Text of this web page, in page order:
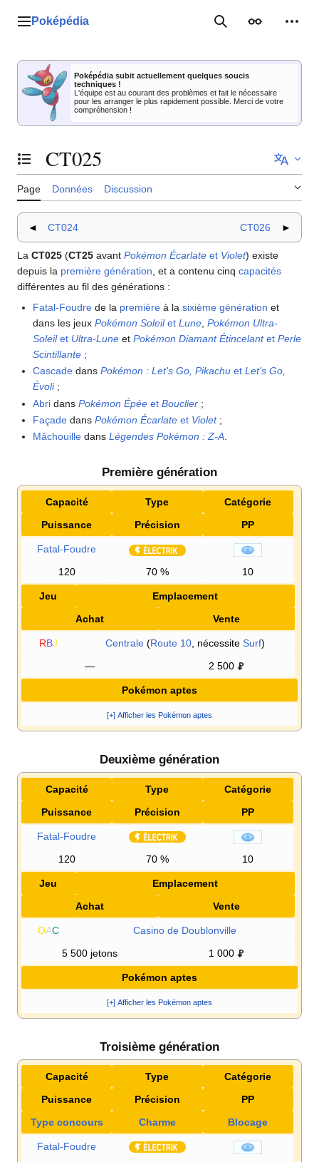
Menu principal
Poképédia RechercherApparence
Poképédia subit actuellement quelques soucis
techniques !
L'équipe est au courant des problèmes et fait le nécessaire
pour les arranger le plus rapidement possible. Merci de votre
compréhension !
Basculer la table des matières
CT025
Page Données Discussion
◄ CT024 CT026 ►
La CT025 (CT25 avant Pokémon Écarlate et Violet) existe
depuis la première génération , et a contenu cinq capacités
différentes au fil des générations :
Fatal-Foudre de la première à lasixième génération et
dans les jeuxPokémon SoleiletLune ,Pokémon Ultra-
Soleilet Ultra-Lune etPokémon Diamant ÉtincelantetPerle
Scintillante ;
Cascade dansPokémon : Let's Go, Pikachu etLet's Go,
Évoli ;
Abri dansPokémon Épée etBouclier ;
Façade dansPokémon Écarlate et Violet ;
Mâchouille dansLégendes Pokémon :Z-A.
Première génération
Capacité Type
Catégorie
Puissance
Précision PP
Fatal-Foudre
120
70 % 10
Jeu
Emplacement
Achat
Vente
RBJ Centrale(Route 10, nécessite Surf)
—
2 500
Pokémon aptes
[+] Afficher les Pokémon aptes
Deuxième génération
Capacité Type
Catégorie
Puissance
Précision PP
Fatal-Foudre
120
70 % 10
Jeu
Emplacement
Achat
Vente
OAC
Casino de Doublonville
5 500 jetons
1 000
Pokémon aptes
[+] Afficher les Pokémon aptes
Troisième génération
Capacité Type
Catégorie
Puissance
Précision
PP
Type concours
Charme Blocage
Fatal-Foudre